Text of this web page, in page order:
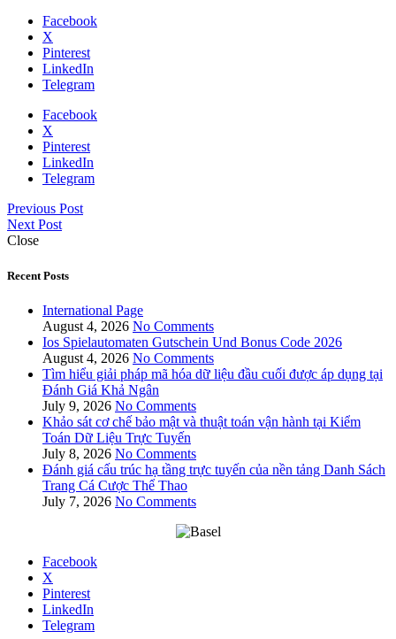
Facebook
X
Pinterest
LinkedIn
Telegram
Facebook
X
Pinterest
LinkedIn
Telegram
Previous Post
Next Post
Close
Recent Posts
International Page
August 4, 2026 No Comments
Ios Spielautomaten Gutschein Und Bonus Code 2026
August 4, 2026 No Comments
Tìm hiểu giải pháp mã hóa dữ liệu đầu cuối được áp dụng tại
Đánh Giá Khả Ngân
July 9, 2026 No Comments
Khảo sát cơ chế bảo mật và thuật toán vận hành tại Kiểm
Toán Dữ Liệu Trực Tuyến
July 8, 2026 No Comments
Đánh giá cấu trúc hạ tầng trực tuyến của nền tảng Danh Sách
Trang Cá Cược Thể Thao
July 7, 2026 No Comments
Facebook
X
Pinterest
LinkedIn
Telegram